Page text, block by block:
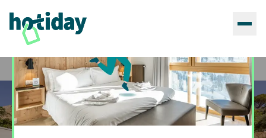
Home Hotels Hotiday Mondello Beach